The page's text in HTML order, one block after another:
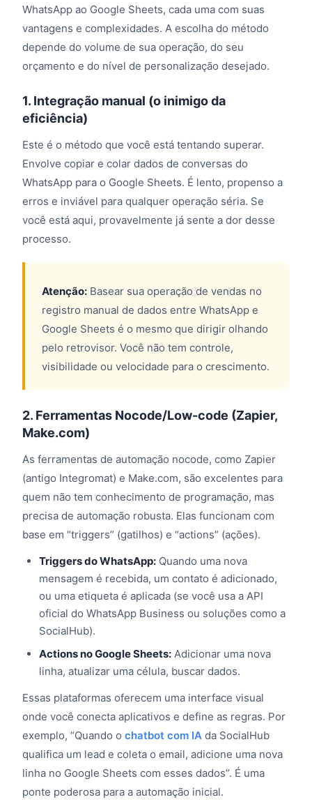
WhatsApp ao Google Sheets, cada uma com suas
vantagens e complexidades. A escolha do método
depende do volume de sua operação, do seu
orçamento e do nível de personalização desejado.
1. Integração manual (o inimigo da
eficiência)
Este é o método que você está tentando superar.
Envolve copiar e colar dados de conversas do
WhatsApp para o Google Sheets. É lento, propenso a
erros e inviável para qualquer operação séria. Se
você está aqui, provavelmente já sente a dor desse
processo.
Atenção: Basear sua operação de vendas no
registro manual de dados entre WhatsApp e
Google Sheets é o mesmo que dirigir olhando
pelo retrovisor. Você não tem controle,
visibilidade ou velocidade para o crescimento.
2. Ferramentas Nocode/Low-code (Zapier,
Make.com)
As ferramentas de automação nocode, como Zapier
(antigo Integromat) e Make.com, são excelentes para
quem não tem conhecimento de programação, mas
precisa de automação robusta. Elas funcionam com
base em “triggers” (gatilhos) e “actions” (ações).
Triggers do WhatsApp: Quando uma nova
mensagem é recebida, um contato é adicionado,
ou uma etiqueta é aplicada (se você usa a API
oficial do WhatsApp Business ou soluções como a
SocialHub).
Actions no Google Sheets: Adicionar uma nova
linha, atualizar uma célula, buscar dados.
Essas plataformas oferecem uma interface visual
onde você conecta aplicativos e define as regras. Por
exemplo, “Quando o chatbot com IA da SocialHub
qualifica um lead e coleta o email, adicione uma nova
linha no Google Sheets com esses dados”. É uma
ponte poderosa para a automação inicial.